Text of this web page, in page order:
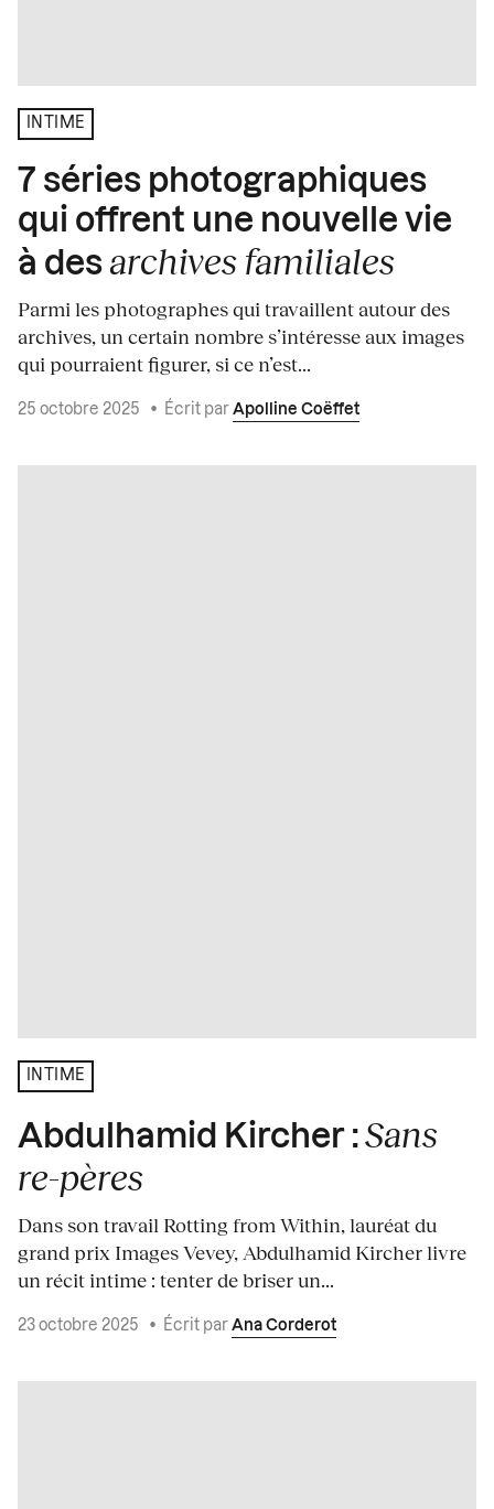
INTIME
7 séries photographiques
qui offrent une nouvelle vie
à des archives familiales
Parmi les photographes qui travaillent autour des
archives, un certain nombre s’intéresse aux images
qui pourraient figurer, si ce n’est...
25 octobre 2025 • Écrit par Apolline Coëffet
INTIME
Abdulhamid Kircher : Sans
re-pères
Dans son travail Rotting from Within, lauréat du
grand prix Images Vevey, Abdulhamid Kircher livre
un récit intime : tenter de briser un...
23 octobre 2025 • Écrit par Ana Corderot